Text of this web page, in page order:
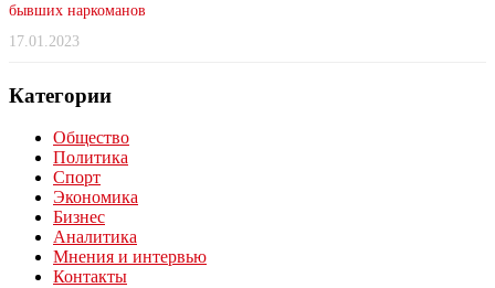
бывших наркоманов
17.01.2023
Категории
Общество
Политика
Спорт
Экономика
Бизнес
Аналитика
Мнения и интервью
Контакты